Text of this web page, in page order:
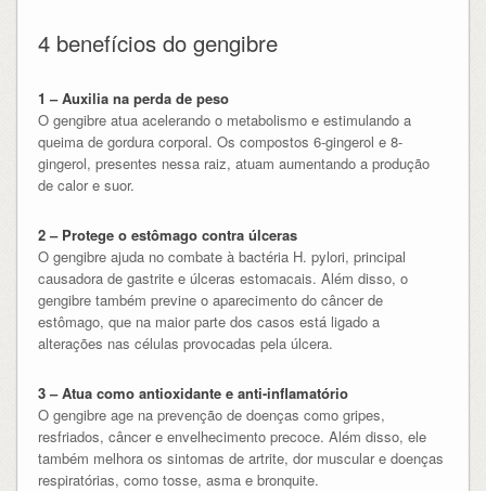
4 benefícios do gengibre
1 – Auxilia na perda de peso
O gengibre atua acelerando o metabolismo e estimulando a
queima de gordura corporal. Os compostos 6-gingerol e 8-
gingerol, presentes nessa raiz, atuam aumentando a produção
de calor e suor.
2 – Protege o estômago contra úlceras
O gengibre ajuda no combate à bactéria H. pylori, principal
causadora de gastrite e úlceras estomacais. Além disso, o
gengibre também previne o aparecimento do câncer de
estômago, que na maior parte dos casos está ligado a
alterações nas células provocadas pela úlcera.
3 – Atua como antioxidante e anti-inflamatório
O gengibre age na prevenção de doenças como gripes,
resfriados, câncer e envelhecimento precoce. Além disso, ele
também melhora os sintomas de artrite, dor muscular e doenças
respiratórias, como tosse, asma e bronquite.